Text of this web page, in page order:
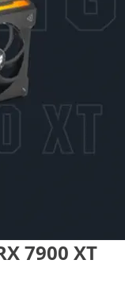
7900 XT